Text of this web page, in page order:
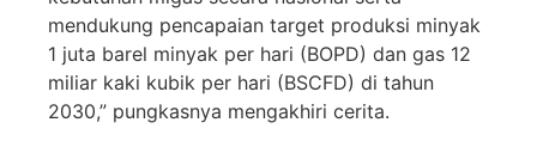
mendukung pencapaian target produksi minyak
1 juta barel minyak per hari (BOPD) dan gas 12
miliar kaki kubik per hari (BSCFD) di tahun
2030,” pungkasnya mengakhiri cerita.